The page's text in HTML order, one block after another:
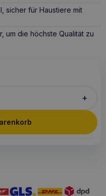
sicher für Haustiere mit
um die höchste Qualität zu
+